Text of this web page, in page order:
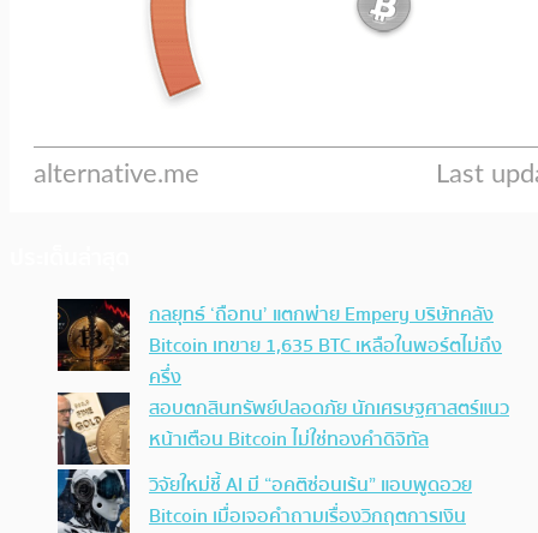
กลยุทธ์ ‘ถือทน’ แตกพ่าย Empery บริษัทคลัง
Bitcoin เทขาย 1,635 BTC เหลือในพอร์ตไม่ถึง
ครึ่ง
สอบตกสินทรัพย์ปลอดภัย นักเศรษฐศาสตร์แนว
หน้าเตือน Bitcoin ไม่ใช่ทองคำดิจิทัล
วิจัยใหม่ชี้ AI มี “อคติซ่อนเร้น” แอบพูดอวย
Bitcoin เมื่อเจอคำถามเรื่องวิกฤตการเงิน